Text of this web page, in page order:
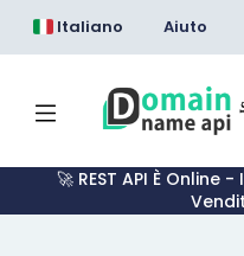
Italiano Aiuto
🚀 REST API È Online